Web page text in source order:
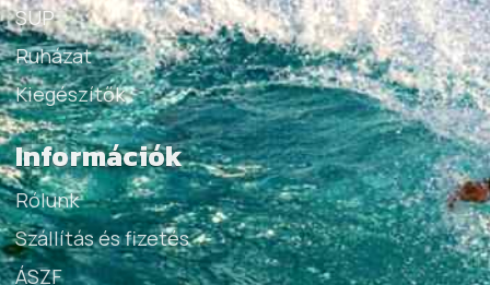
SUP
Ruházat
Kiegészítők
Információk
Rólunk
Szállítás és fizetés
ÁSZF